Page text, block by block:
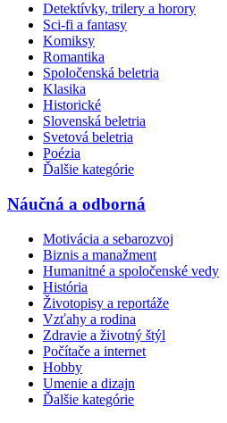
Detektívky, trilery a horory
Sci-fi a fantasy
Komiksy
Romantika
Spoločenská beletria
Klasika
Historické
Slovenská beletria
Svetová beletria
Poézia
Ďalšie kategórie
Náučná a odborná
Motivácia a sebarozvoj
Biznis a manažment
Humanitné a spoločenské vedy
História
Životopisy a reportáže
Vzťahy a rodina
Zdravie a životný štýl
Počítače a internet
Hobby
Umenie a dizajn
Ďalšie kategórie